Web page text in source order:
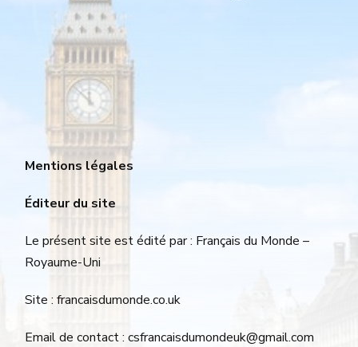
Mentions légales
Éditeur du site
Le présent site est édité par : Français du Monde –
Royaume-Uni
Site : francaisdumonde.co.uk
Email de contact : csfrancaisdumondeuk@gmail.com